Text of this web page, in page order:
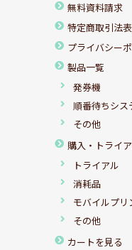
無料資料請求
特定商取引法
プライバシー
製品一覧
発券機
順番待ちシス
その他
購入・トライ
トライアル
消耗品
モバイルプリ
その他
カートを見る